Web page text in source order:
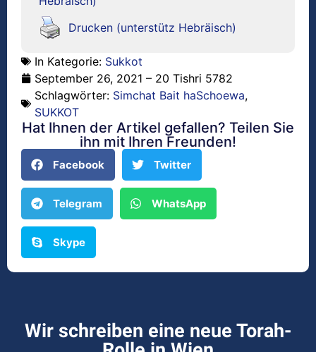
Drucken (unterstütz Hebräisch)
In Kategorie: Sukkot
September 26, 2021 – 20 Tishri 5782
Schlagwörter: Simchat Bait haSchoewa,
SUKKOT
Hat Ihnen der Artikel gefallen? Teilen Sie
ihn mit Ihren Freunden!
Facebook Twitter
Telegram WhatsApp
Skype
Wir schreiben eine neue Torah-